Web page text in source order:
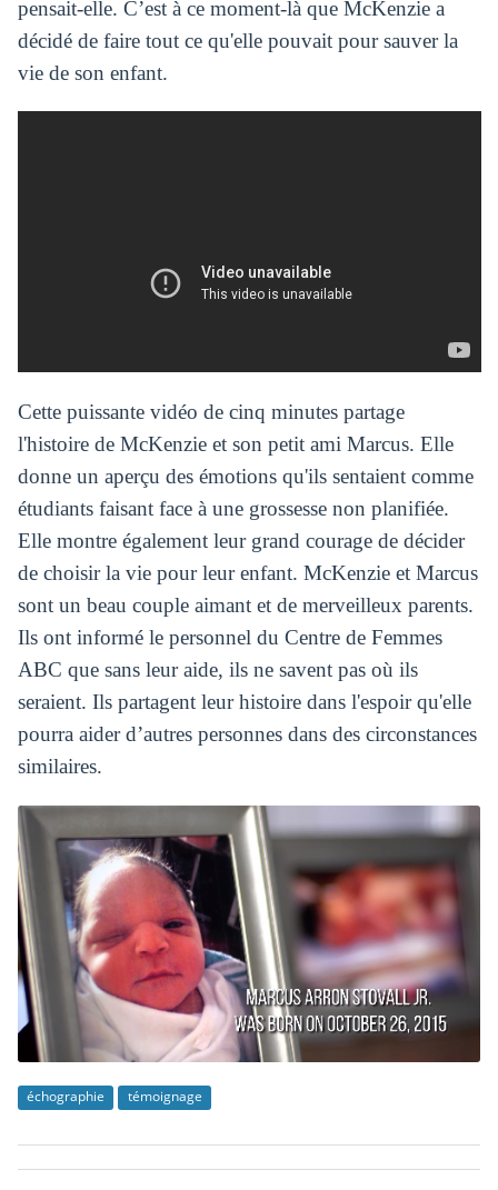
pensait-elle. C’est à ce moment-là que McKenzie a
décidé de faire tout ce qu'elle pouvait pour sauver la
vie de son enfant.
Cette puissante vidéo de cinq minutes partage
l'histoire de McKenzie et son petit ami Marcus. Elle
donne un aperçu des émotions qu'ils sentaient comme
étudiants faisant face à une grossesse non planifiée.
Elle montre également leur grand courage de décider
de choisir la vie pour leur enfant. McKenzie et Marcus
sont un beau couple aimant et de merveilleux parents.
Ils ont informé le personnel du Centre de Femmes
ABC que sans leur aide, ils ne savent pas où ils
seraient. Ils partagent leur histoire dans l'espoir qu'elle
pourra aider d’autres personnes dans des circonstances
similaires.
échographie témoignage